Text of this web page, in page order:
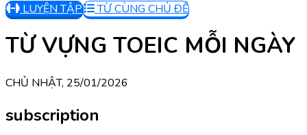
LUYỆN TẬP
TỪ CÙNG CHỦ ĐỀ
TỪ VỰNG TOEIC MỖI NGÀY
CHỦ NHẬT, 25/01/2026
subscription